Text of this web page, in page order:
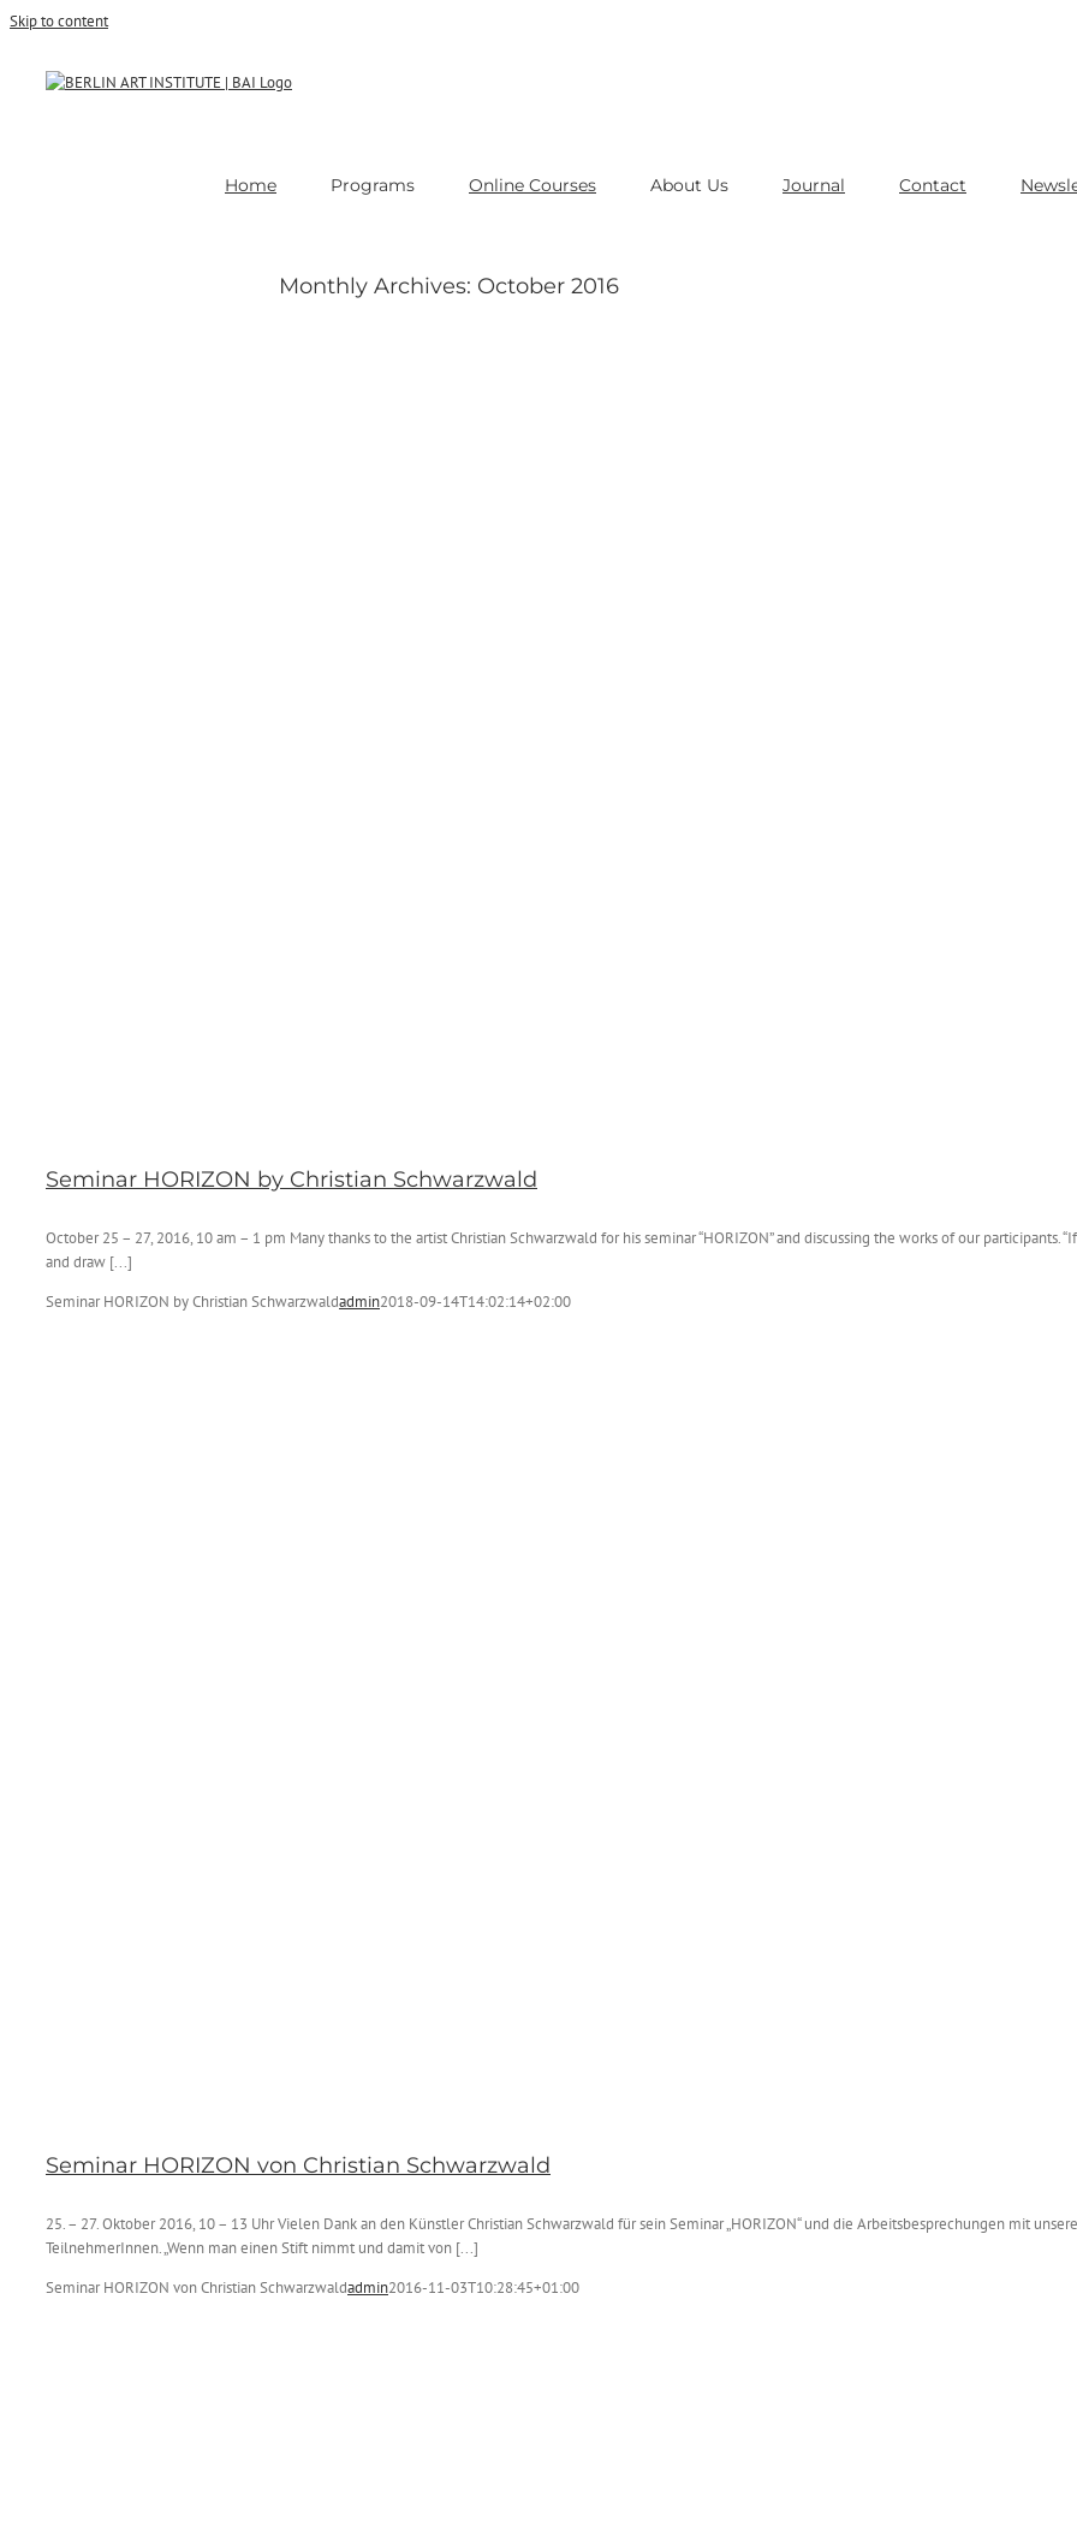
Skip to content
Home Programs Online Courses About Us Journal Contact
Monthly Archives: October 2016
Seminar HORIZON by Christian Schwarzwald
October 25 – 27, 2016, 10 am – 1 pm Many thanks to the artist Christian Schwarzwald for his seminar “HORIZON” and discussing the works of our participants.
and draw [...]
Seminar HORIZON by Christian Schwarzwaldadmin2018-09-14T14:02:14+02:00
Seminar HORIZON von Christian Schwarzwald
25. – 27. Oktober 2016, 10 – 13 Uhr Vielen Dank an den Künstler Christian Schwarzwald für sein Seminar „HORIZON“ und die Arbeitsbesprechungen mit
TeilnehmerInnen. „Wenn man einen Stift nimmt und damit von [...]
Seminar HORIZON von Christian Schwarzwaldadmin2016-11-03T10:28:45+01:00